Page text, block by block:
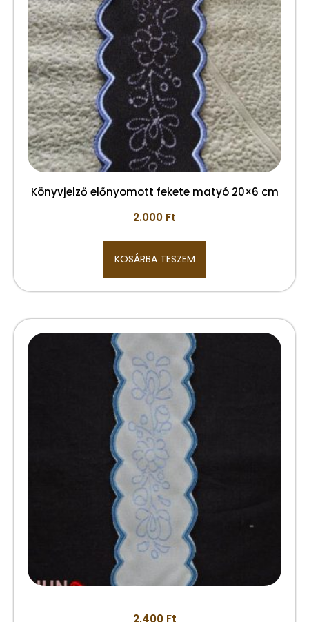
Könyvjelző előnyomott fekete matyó 20×6 cm
2.000 Ft
KOSÁRBA TESZEM
2.400 Ft